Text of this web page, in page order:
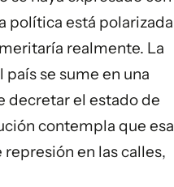
política está polarizada
realmente. La
se sume en una
decretar el estado de
contempla que esa
en las calles,